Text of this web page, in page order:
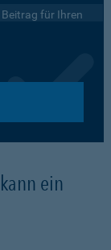
für Ihren
ein